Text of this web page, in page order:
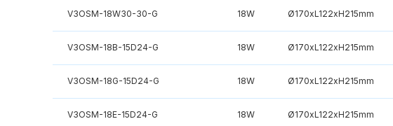
V3OSM-18W30-30-G 18W Ø170xL122xH215mm
V3OSM-18B-15D24-G 18W Ø170xL122xH215mm
V3OSM-18G-15D24-G 18W Ø170xL122xH215mm
V3OSM-18E-15D24-G 18W Ø170xL122xH215mm